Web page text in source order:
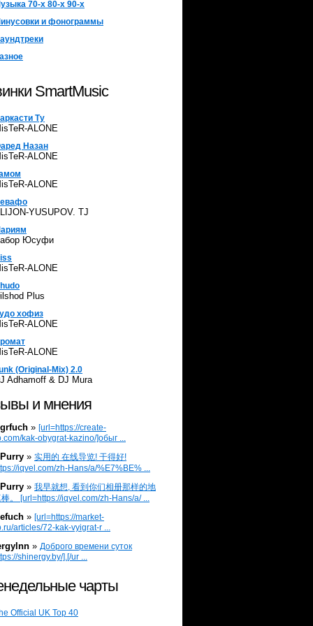
70-х 80-х 90-х
и фонограммы
SmartMusic
Ту
ALONE
Назан
ALONE
ALONE
YUSUPOV. TJ
Юсуфи
ALONE
Plus
хофиз
ALONE
ALONE
(Original-Mix) 2.0
Adhamoff & DJ Mura
и мнения
» [url=https://create-
kak-obygrat-kazino/]обыг ...
» 实用的 在线导览! 干得好!
iqvel.com/zh-Hans/a/%E7%BE% ...
» 我早就想, 看到你们相册那样的地
。 [url=https://iqvel.com/zh-Hans/a/ ...
» [url=https://market-
articles/72-kak-vyigrat-r ...
» Доброго времени суток
shinergy.by/].[/ur ...
чарты
Official UK Top 40